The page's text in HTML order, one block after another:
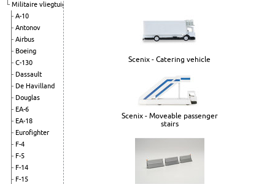
Militaire vliegtuigen
A-10
Antonov
Airbus
Boeing
C-130
Dassault
De Havilland
Douglas
EA-6
EA-18
Eurofighter
F-4
F-5
F-14
F-15
Scenix - Catering vehicle
Scenix - Moveable passenger
stairs